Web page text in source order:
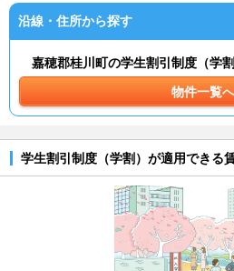
沿線・住所から探す
嘉穂郡桂川町の学生割引制度（学
物件一覧へ
学生割引制度（学割）が適用できる